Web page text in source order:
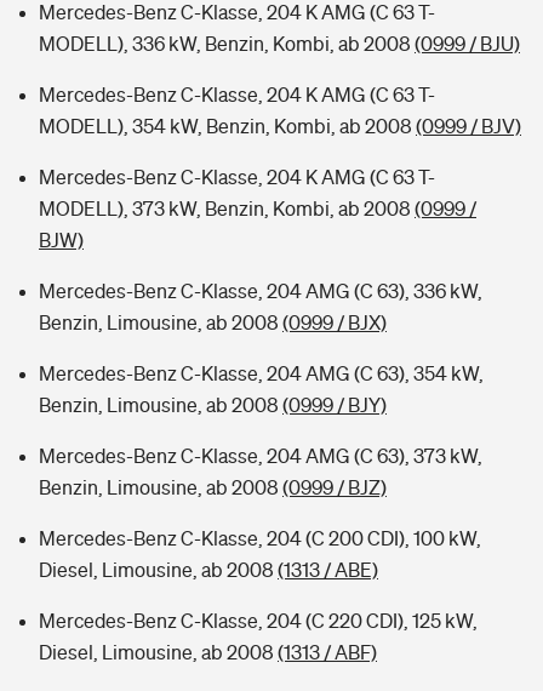
Mercedes-Benz C-Klasse, 204 K AMG (C 63 T-
MODELL), 336 kW, Benzin, Kombi, ab 2008 (0999 / BJU)
Mercedes-Benz C-Klasse, 204 K AMG (C 63 T-
MODELL), 354 kW, Benzin, Kombi, ab 2008 (0999 / BJV)
Mercedes-Benz C-Klasse, 204 K AMG (C 63 T-
MODELL), 373 kW, Benzin, Kombi, ab 2008 (0999 /
BJW)
Mercedes-Benz C-Klasse, 204 AMG (C 63), 336 kW,
Benzin, Limousine, ab 2008 (0999 / BJX)
Mercedes-Benz C-Klasse, 204 AMG (C 63), 354 kW,
Benzin, Limousine, ab 2008 (0999 / BJY)
Mercedes-Benz C-Klasse, 204 AMG (C 63), 373 kW,
Benzin, Limousine, ab 2008 (0999 / BJZ)
Mercedes-Benz C-Klasse, 204 (C 200 CDI), 100 kW,
Diesel, Limousine, ab 2008 (1313 / ABE)
Mercedes-Benz C-Klasse, 204 (C 220 CDI), 125 kW,
Diesel, Limousine, ab 2008 (1313 / ABF)